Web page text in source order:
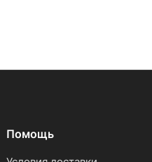
Помощь